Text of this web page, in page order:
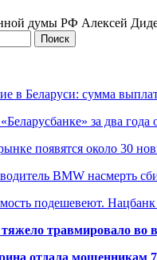
думы РФ Алексей
в Беларуси: сумма
за два
появятся около 30
BMW насмерть
подешевеют.
травмировало во
отдала мошенникам